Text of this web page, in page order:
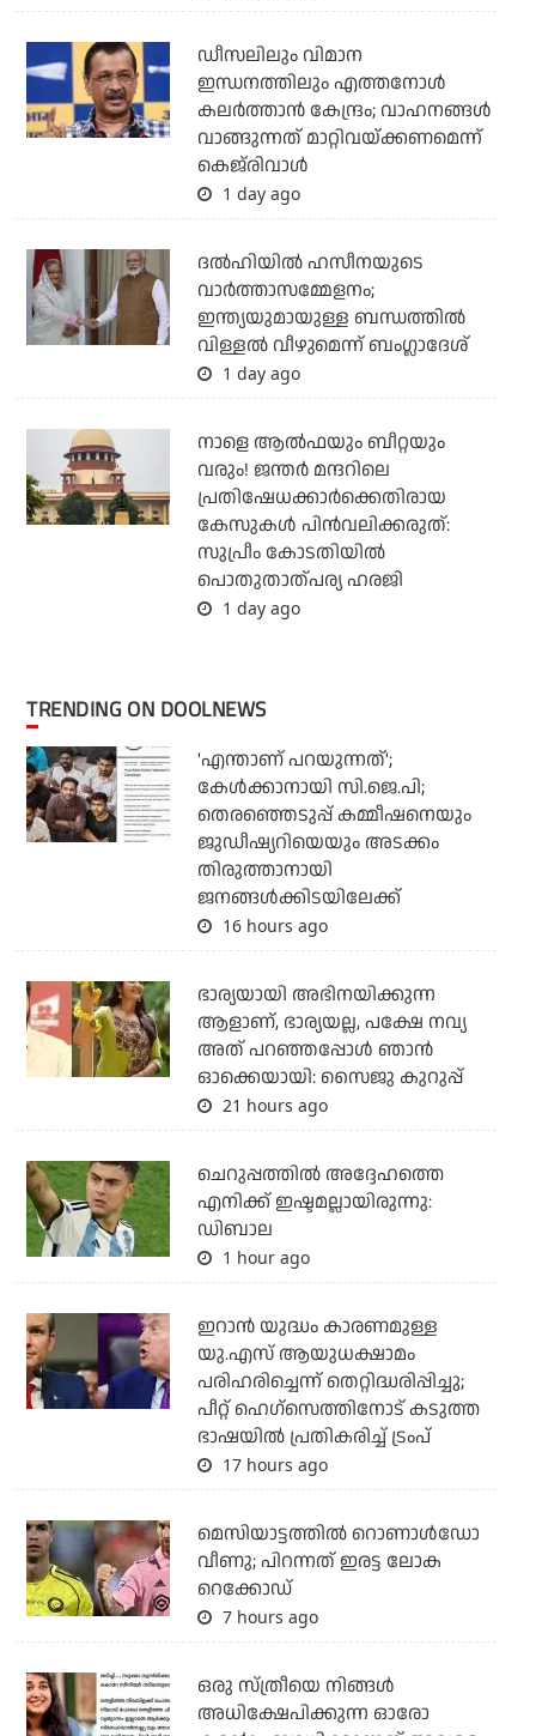
ഡീസലിലും വിമാന
ഇന്ധനത്തിലും എത്തനോള്‍
കലര്‍ത്താന്‍ കേന്ദ്രം; വാഹനങ്ങള്‍
വാങ്ങുന്നത് മാറ്റിവയ്ക്കണമെന്ന്
കെജ്‌രിവാള്‍
1 day ago
ദല്‍ഹിയില്‍ ഹസീനയുടെ
വാര്‍ത്താസമ്മേളനം;
ഇന്ത്യയുമായുള്ള ബന്ധത്തില്‍
വിള്ളല്‍ വീഴുമെന്ന് ബംഗ്ലാദേശ്
1 day ago
നാളെ ആല്‍ഫയും ബീറ്റയും
വരും! ജന്തര്‍ മന്ദറിലെ
പ്രതിഷേധക്കാര്‍ക്കെതിരായ
കേസുകള്‍ പിന്‍വലിക്കരുത്:
സുപ്രീം കോടതിയില്‍
പൊതുതാത്പര്യ ഹരജി
1 day ago
TRENDING ON DOOLNEWS
'എന്താണ് പറയുന്നത്';
കേള്‍ക്കാനായി സി.ജെ.പി;
തെരഞ്ഞെടുപ്പ് കമ്മീഷനെയും
ജുഡീഷ്യറിയെയും അടക്കം
തിരുത്താനായി
ജനങ്ങള്‍ക്കിടയിലേക്ക്
16 hours ago
ഭാര്യയായി അഭിനയിക്കുന്ന
ആളാണ്, ഭാര്യയല്ല, പക്ഷേ നവ്യ
അത് പറഞ്ഞപ്പോള്‍ ഞാന്‍
ഓക്കെയായി: സൈജു കുറുപ്പ്
21 hours ago
ചെറുപ്പത്തില്‍ അദ്ദേഹത്തെ
എനിക്ക് ഇഷ്ടമല്ലായിരുന്നു:
ഡിബാല
1 hour ago
ഇറാന്‍ യുദ്ധം കാരണമുള്ള
യു.എസ് ആയുധക്ഷാമം
പരിഹരിച്ചെന്ന് തെറ്റിദ്ധരിപ്പിച്ചു;
പീറ്റ് ഹെഗ്‌സെത്തിനോട് കടുത്ത
ഭാഷയില്‍ പ്രതികരിച്ച് ട്രംപ്
17 hours ago
മെസിയാട്ടത്തില്‍ റൊണാള്‍ഡോ
വീണു; പിറന്നത് ഇരട്ട ലോക
റെക്കോഡ്
7 hours ago
ഒരു സ്ത്രീയെ നിങ്ങള്‍
അധിക്ഷേപിക്കുന്ന ഓരോ